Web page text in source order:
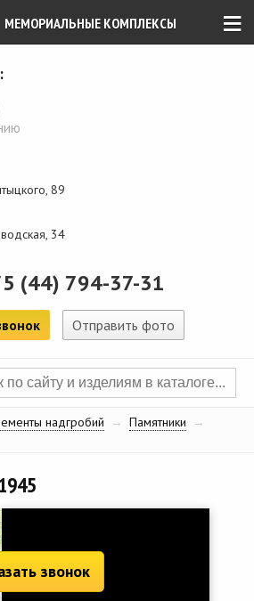
≡
МЕМОРИАЛЬНЫЕ КОМПЛЕКСЫ
89
34
(44) 794-37-31
Отправить фото
надгробий → Памятники
→
звонок